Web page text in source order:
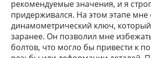
рекомендуемые значения, и я
придерживался. На этом этапе
динамометрический ключ,
заранее. Он позволил мне
болтов, что могло бы привести к